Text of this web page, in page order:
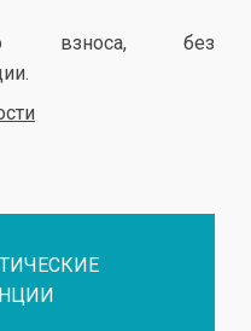
взноса, без